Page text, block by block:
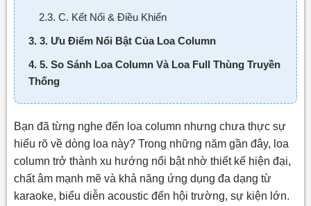
2.3. C. Kết Nối & Điều Khiển
3. 3. Ưu Điểm Nổi Bật Của Loa Column
4. 5. So Sánh Loa Column Và Loa Full Thùng Truyền
Thống
Bạn đã từng nghe đến loa column nhưng chưa thực sự
hiểu rõ về dòng loa này? Trong những năm gần đây, loa
column trở thành xu hướng nổi bật nhờ thiết kế hiện đại,
chất âm mạnh mẽ và khả năng ứng dụng đa dạng từ
karaoke, biểu diễn acoustic đến hội trường, sự kiện lớn.